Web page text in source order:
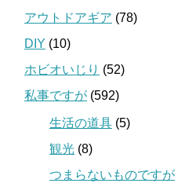
アウトドアギア (78)
DIY (10)
ホビオいじり (52)
私事ですが (592)
生活の道具 (5)
観光 (8)
つまらないものですが